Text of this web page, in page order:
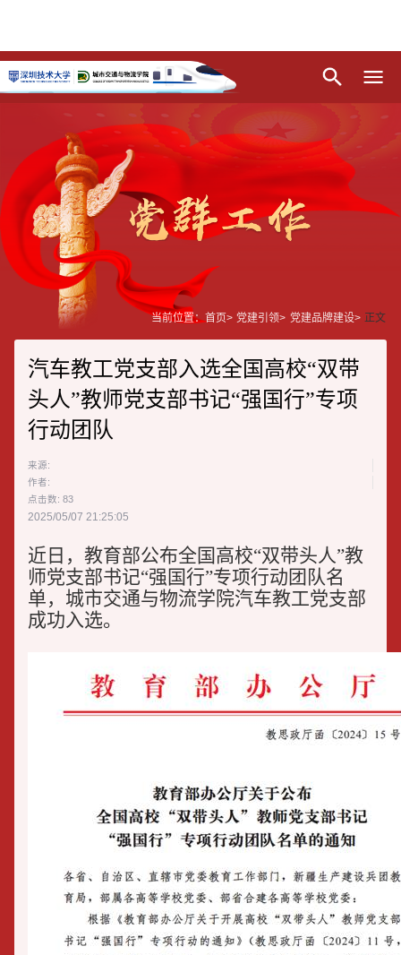
当前位置：首页> 党建引领> 党建品牌建设> 正文
汽车教工党支部入选全国高校“双带
头人”教师党支部书记“强国行”专项
行动团队
来源:
作者:
点击数:83
2025/05/07 21:25:05
近日，教育部公布全国高校“双带头人”教
师党支部书记“强国行”专项行动团队名
单，城市交通与物流学院汽车教工党支部
成功入选。